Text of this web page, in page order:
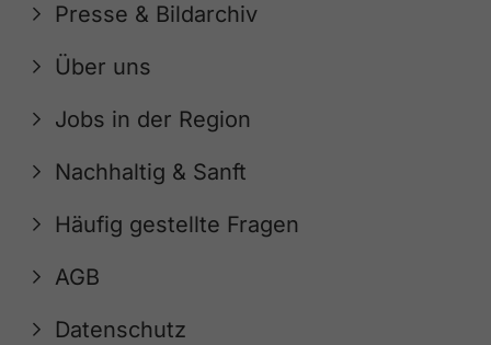
Presse & Bildarchiv
Über uns
Jobs in der Region
Nachhaltig & Sanft
Häufig gestellte Fragen
AGB
Datenschutz